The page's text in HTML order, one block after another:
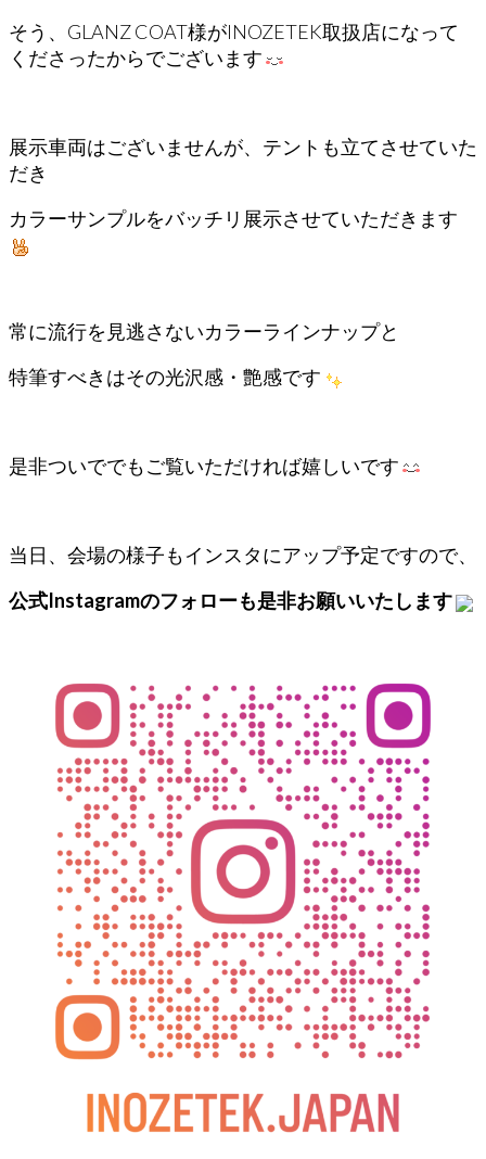
そう、GLANZ COAT様がINOZETEK取扱店になって
くださったからでございます
展示車両はございませんが、テントも立てさせていた
だき
カラーサンプルをバッチリ展示させていただきます
常に流行を見逃さないカラーラインナップと
特筆すべきはその光沢感・艶感です
是非ついででもご覧いただければ嬉しいです
当日、会場の様子もインスタにアップ予定ですので、
公式Instagramのフォローも是非お願いいたします